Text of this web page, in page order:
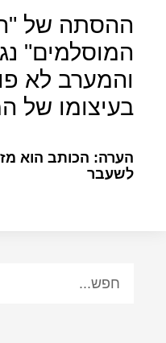
ההסתה של
המוסלמים"
והמערב לא
בעיצומו של
הערה: הכותב הוא
לשעבר